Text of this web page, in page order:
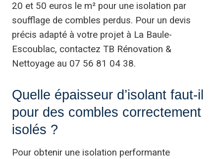
20 et 50 euros le m² pour une isolation par
soufflage de combles perdus. Pour un devis
précis adapté à votre projet à La Baule-
Escoublac, contactez TB Rénovation &
Nettoyage au 07 56 81 04 38.
Quelle épaisseur d’isolant faut-il
pour des combles correctement
isolés ?
Pour obtenir une isolation performante